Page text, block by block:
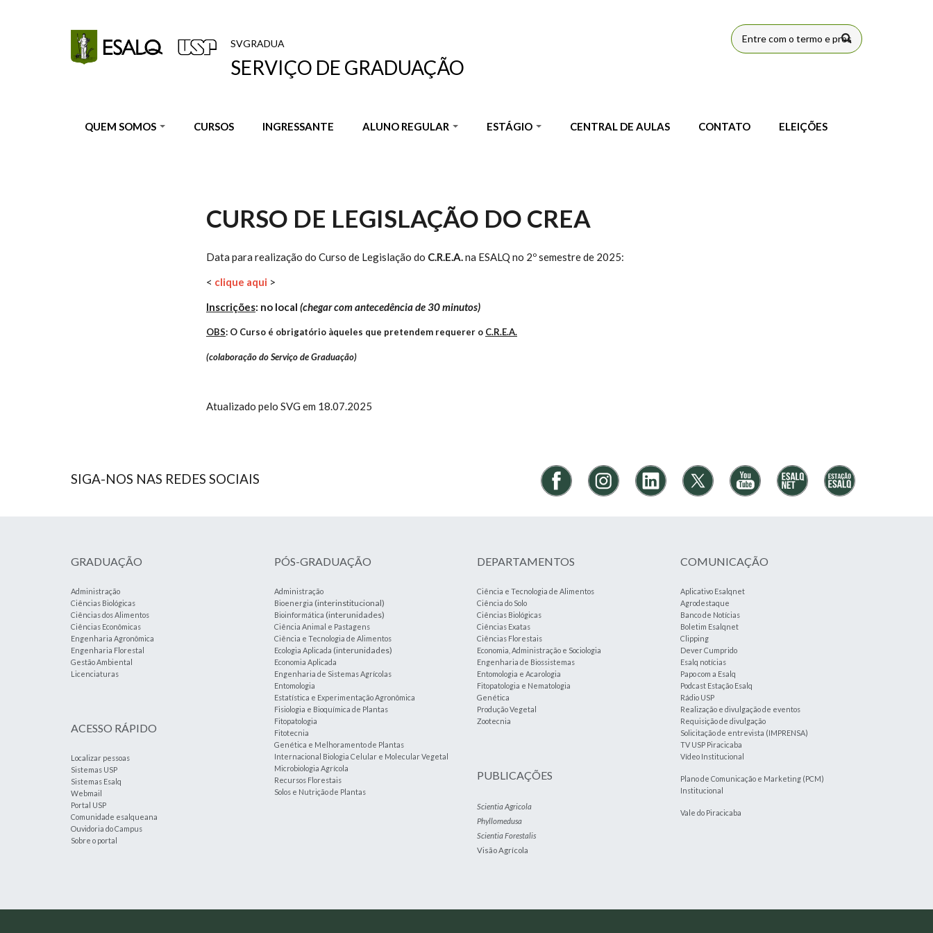
SVGRADUA
SERVIÇO DE GRADUAÇÃO
FORMULÁRIO
QUEM SOMOS CURSOS INGRESSANTE ALUNO REGULAR ESTÁGIO CENTRAL DE AULAS CONTATO ELEIÇÕES
CURSO DE LEGISLAÇÃO DO CREA
Data para realização do Curso de Legislação do C.R.E.A.na ESALQ no 2º semestre de 2025:
< clique aqui >
Inscrições: no local (chegar com antecedência de 30 minutos)
OBS: O Curso é obrigatório àqueles que pretendem requerer o C.R.E.A.
(colaboração do Serviço de Graduação)
Atualizado pelo SVG em 18.07.2025
SIGA-NOS NAS REDES SOCIAIS
GRADUAÇÃO
Administração
Ciências Biológicas
Ciências dos Alimentos
Ciências Econômicas
Engenharia Agronômica
Engenharia Florestal
Gestão Ambiental
Licenciaturas
ACESSO RÁPIDO
Localizar pessoas
Sistemas USP
Sistemas Esalq
Webmail
Portal USP
Comunidade esalqueana
Ouvidoria do Campus
Sobre o portal
PÓS-GRADUAÇÃO
Administração
Bioenergia (interinstitucional)
Bioinformática (interunidades)
Ciência Animal e Pastagens
Ciência e Tecnologia de Alimentos
Ecologia Aplicada (interunidades)
Economia Aplicada
Engenharia de Sistemas Agrícolas
Entomologia
Estatística e Experimentação Agronômica
Fisiologia e Bioquímica de Plantas
Fitopatologia
Fitotecnia
Genética e Melhoramento de Plantas
Internacional Biologia Celular e Molecular Vegetal
Microbiologia Agrícola
Recursos Florestais
Solos e Nutrição de Plantas
DEPARTAMENTOS
Ciência e Tecnologia de Alimentos
Ciência do Solo
Ciências Biológicas
Ciências Exatas
Ciências Florestais
Economia, Administração e Sociologia
Engenharia de Biossistemas
Entomologia e Acarologia
Fitopatologia e Nematologia
Genética
Produção Vegetal
Zootecnia
PUBLICAÇÕES
Scientia Agricola
Phyllomedusa
Scientia Forestalis
Visão Agrícola
COMUNICAÇÃO
Aplicativo Esalqnet
Agrodestaque
Banco de Notícias
Boletim Esalqnet
Clipping
Dever Cumprido
Esalq notícias
Papo com a Esalq
Podcast Estação Esalq
Rádio USP
Realização e divulgação de eventos
Requisição de divulgação
Solicitação de entrevista (IMPRENSA)
TV USP Piracicaba
Vídeo Institucional
Plano de Comunicação e Marketing (PCM)
Institucional
Vale do Piracicaba